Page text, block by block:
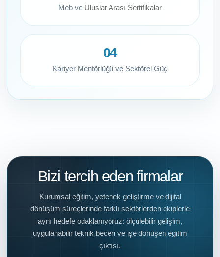
Meb ve Uluslar Arası Sertifikalar
04
Kariyer Mentörlüğü ve Sektörel Güç
Bizi tercih eden firmalar
Kurumsal eğitim, yetenek geliştirme ve dijital
dönüşüm süreçlerinde farklı sektörlerden ekiplerle
aynı hedefe odaklanıyoruz: ölçülebilir gelişim,
uygulanabilir teknik beceri ve işe dönüşen eğitim
çıktısı.